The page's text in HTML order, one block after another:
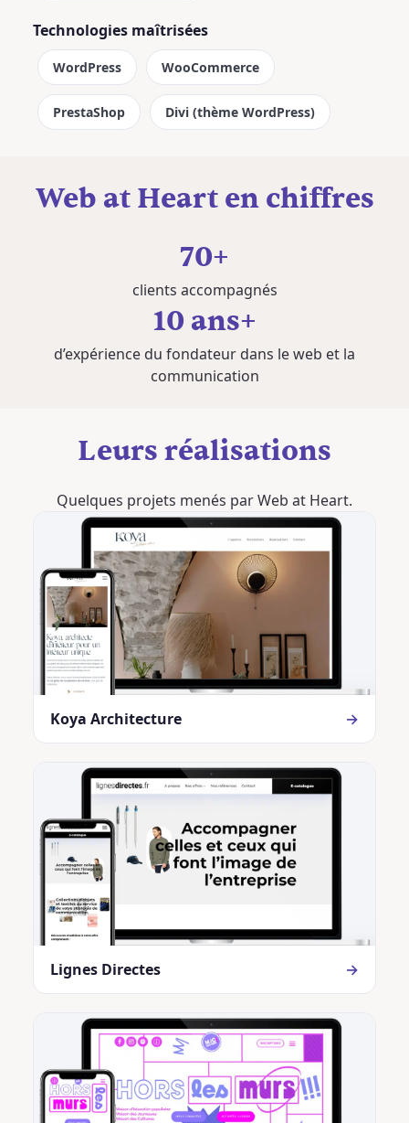
Technologies maîtrisées
WordPress WooCommerce
PrestaShop Divi (thème WordPress)
Web at Heart en chiffres
70+
clients accompagnés
10 ans+
d’expérience du fondateur dans le web et la
communication
Leurs réalisations
Quelques projets menés par Web at Heart.
Koya Architecture →
Lignes Directes →